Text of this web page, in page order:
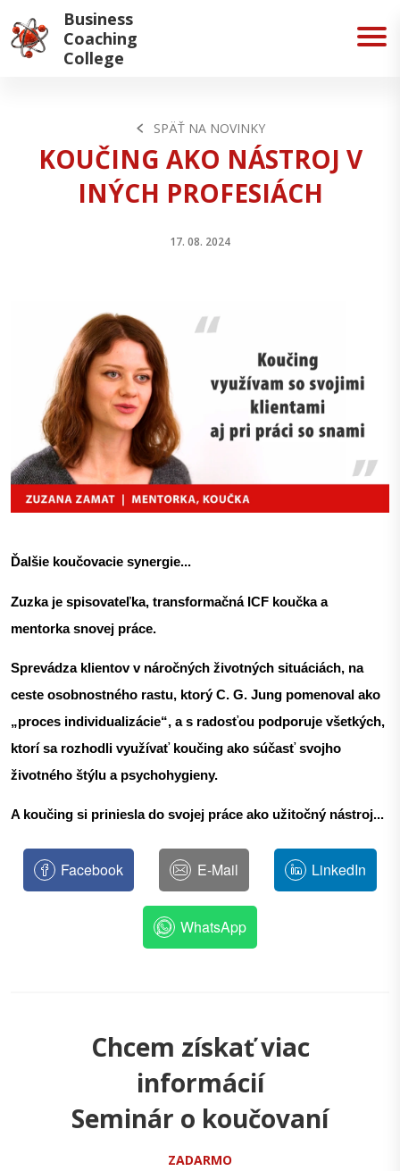
Business
Coaching
College
SPÄŤ NA NOVINKY
KOUČING AKO NÁSTROJ V
INÝCH PROFESIÁCH
17. 08. 2024
Ďalšie koučovacie synergie...
Zuzka je spisovateľka, transformačná ICF koučka a
mentorka snovej práce.
Sprevádza klientov v náročných životných situáciách, na
ceste osobnostného rastu, ktorý C. G. Jung pomenoval ako
„proces individualizácie“, a s radosťou podporuje všetkých,
ktorí sa rozhodli využívať koučing ako súčasť svojho
životného štýlu a psychohygieny.
A koučing si priniesla do svojej práce ako užitočný nástroj...
Facebook E-Mail LinkedIn
WhatsApp
Chcem získať viac
informácií
Seminár o koučovaní
ZADARMO